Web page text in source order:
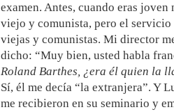
examen. Antes, cuando eras
viejo y comunista, pero el
viejas y comunistas. Mi director
dicho: “Muy bien, usted habla
Roland Barthes, ¿era él quien la
Sí, él me decía “la extranjera”. Y
me recibieron en su seminario y